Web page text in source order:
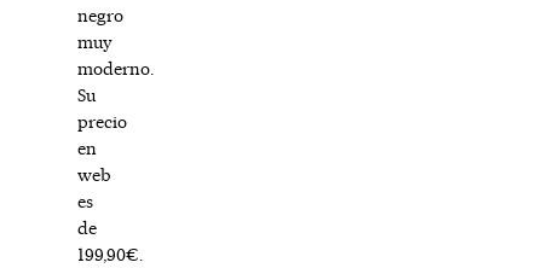
negro
muy
moderno.
Su
precio
en
web
es
de
199,90€.